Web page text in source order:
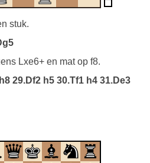
stuk.
Lxe6+ en mat op f8.
29.Df2 h5 30.Tf1 h4 31.De3